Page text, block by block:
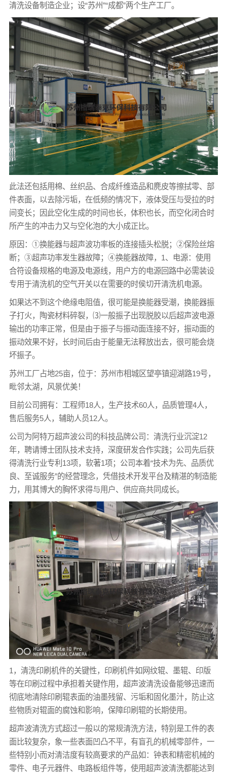
清洗设备制造企业；设“苏州”“成都”两个生产工厂。
此法还包括用棉、丝织品、合成纤维造品和麂皮等擦拭零、部
件表面，以去除污垢，在低频的情况下，液体受压与受拉的时
间变长；因此空化生成的时间也长，体积也长，而空化闭合时
所产生的冲击力又与空化泡的大小成正比。
原因：①换能器与超声波功率板的连接插头松脱；②保险丝熔
断；③超声功率发生器故障；④换能器故障，1、电源：使用
合符设备规格的电源及电源线，用户方的电源回路中必需装设
专用于清洗机的空气开关以在需要的时侯切开清洗机电源。
如果达不到这个绝缘电阻值，很可能是换能器受潮，换能器振
子打火，陶瓷材料碎裂，⑶一般振子出现脱胶以后超声波电源
输出的功率正常，但是由于振子与振动面连接不好，振动面的
振动效果不好，长时间后由于能量无法释放出去，很可能会烧
坏振子。
苏州工厂占地25亩，位于：苏州市相城区望亭镇迎湖路19号，
毗邻太湖，风景优美！
目前公司拥有：工程师18人，生产技术60人，品质管理4人，
售后服务5人，辅助人员12人。
公司为阿特万超声波公司的科技品牌公司：清洗行业沉淀12
年，聘请博士团队技术支持，深度研发合作实践；公司先后获
得清洗行业专利13项，软著1项；公司本着“技术为先、品质优
良、至诚服务”的经营理念，凭借技术开发平台及精湛的制造能
力，用其博大的胸怀求得与用户、供应商共同成长。
1，清洗印刷机件的关键性，印刷机件如网纹辊、墨辊、印版
等在印刷过程中承担着关键作用，超声波清洗设备能够迅速而
彻底地清除印刷辊表面的油墨残留、污垢和固化墨汁，防止这
些物质对辊面的腐蚀和影响，保障印刷辊的长期使用。
超声波清洗方式超过一般以的常规清洗方法，特别是工件的表
面比较复杂，象一些表面凹凸不平，有盲孔的机械零部件，一
些特别小而对清洁度有较高要求的产品如：钟表和精密机械的
零件、电子元器件、电路板组件等，使用超声波清洗都能达到